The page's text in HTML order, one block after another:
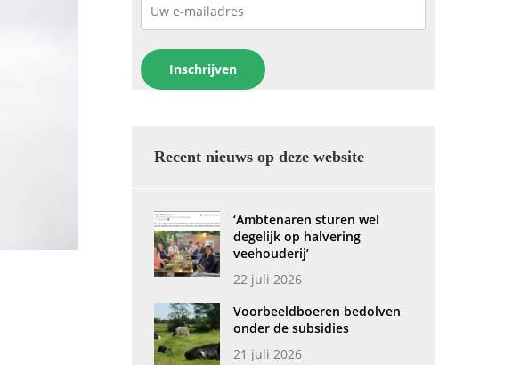
Recent nieuws op deze website
‘Ambtenaren sturen wel
degelijk op halvering
veehouderij’
22 juli 2026
Voorbeeldboeren bedolven
onder de subsidies
21 juli 2026